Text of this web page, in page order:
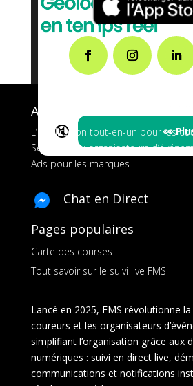
🔇 👀
A propos de FMS
L’application tout-en-un pour les
Services aux organisateurs
Ads pour les marques
Chat en Direct
Pages populaires
Carte des courses
Tout savoir sur le suivi live FMS
Lancé en 2025, FMS révolutionne
coureurs et les organisateurs
simplifiant l’organisation grâce aux
numériques : suivi en direct live,
communications et notifications